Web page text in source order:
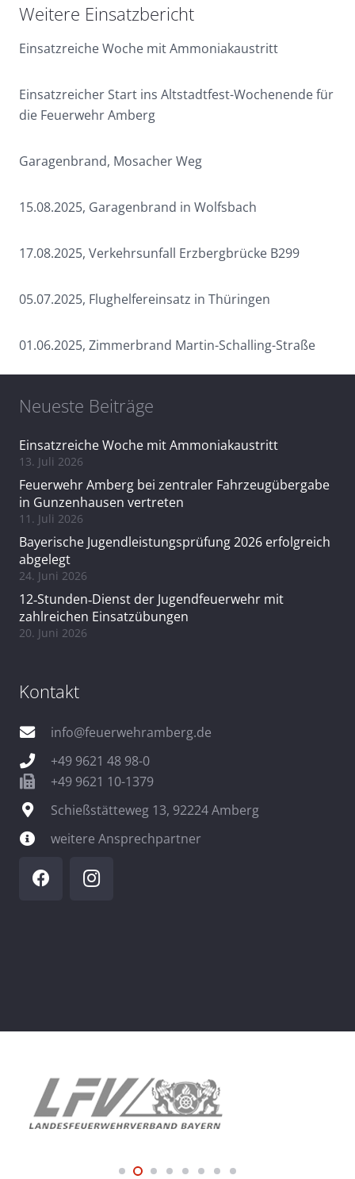
Weitere Einsatzbericht
Einsatzreiche Woche mit Ammoniakaustritt
Einsatzreicher Start ins Altstadtfest-Wochenende für
die Feuerwehr Amberg
Garagenbrand, Mosacher Weg
15.08.2025, Garagenbrand in Wolfsbach
17.08.2025, Verkehrsunfall Erzbergbrücke B299
05.07.2025, Flughelfereinsatz in Thüringen
01.06.2025, Zimmerbrand Martin-Schalling-Straße
Neueste Beiträge
Einsatzreiche Woche mit Ammoniakaustritt
13. Juli 2026
Feuerwehr Amberg bei zentraler Fahrzeugübergabe
in Gunzenhausen vertreten
11. Juli 2026
Bayerische Jugendleistungsprüfung 2026 erfolgreich
abgelegt
24. Juni 2026
12‑Stunden‑Dienst der Jugendfeuerwehr mit
zahlreichen Einsatzübungen
20. Juni 2026
Kontakt
info@feuerwehramberg.de
+49 9621 48 98-0
+49 9621 10-1379
Schießstätteweg 13, 92224 Amberg
weitere Ansprechpartner